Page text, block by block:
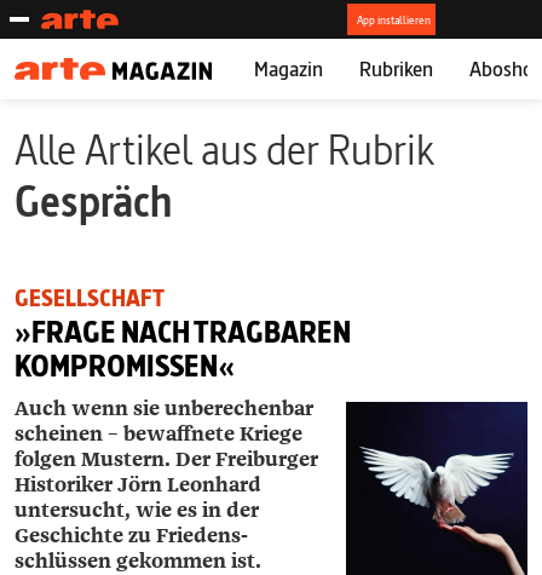
Magazin Rubriken
Alle Artikel aus der Rubrik
Gespräch
GESELLSCHAFT
»FRAGE NACH TRAGBAREN
KOMPROMISSEN«
Auch wenn sie unberechenbar
scheinen – bewaffnete Kriege
folgen Mustern. Der Freiburger
Historiker Jörn ­Leonhard
untersucht, wie es in der
Geschichte zu Friedens­
schlüssen gekommen ist.